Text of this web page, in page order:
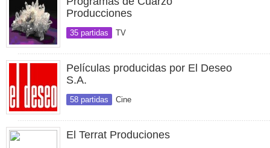
Producciones
35 partidas TV
Películas producidas por El Deseo
S.A.
58 partidas Cine
El Terrat Produciones